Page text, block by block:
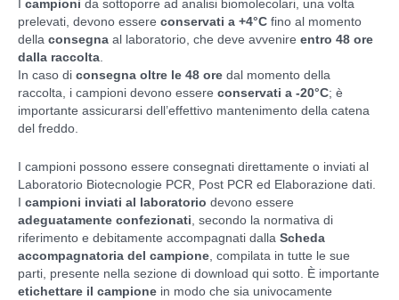
I campioni da sottoporre ad analisi biomolecolari, una volta
prelevati, devono essere conservati a +4°C fino al momento
della consegna al laboratorio, che deve avvenire entro 48 ore
dalla raccolta
In caso di consegna oltre le 48 ore dal momento della
raccolta, i campioni devono essere conservati a -20°C; è
importante assicurarsi dell’effettivo mantenimento della catena
del freddo.
I campioni possono essere consegnati direttamente o inviati al
Laboratorio Biotecnologie PCR, Post PCR ed Elaborazione dati.
campioni inviati al laboratorio devono essere
adeguatamente confezionati, secondo la normativa di
riferimento e debitamente accompagnati dalla Scheda
accompagnatoria del campione, compilata in tutte le sue
parti, presente nella sezione di download qui sotto. È importante
etichettare il campione in modo che sia univocamente